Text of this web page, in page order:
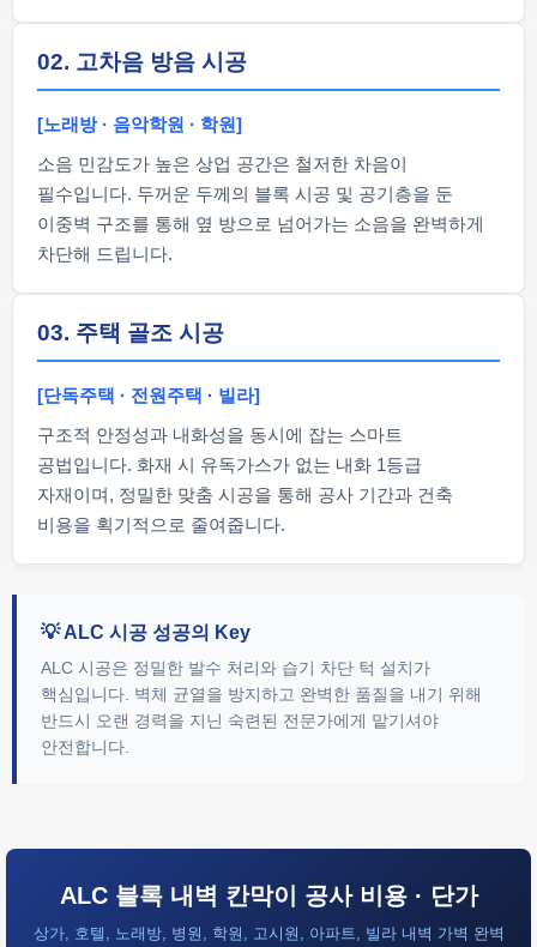
02. 고차음 방음 시공
[노래방 · 음악학원 · 학원]
소음 민감도가 높은 상업 공간은 철저한 차음이
필수입니다. 두꺼운 두께의 블록 시공 및 공기층을 둔
이중벽 구조를 통해 옆 방으로 넘어가는 소음을 완벽하게
차단해 드립니다.
03. 주택 골조 시공
[단독주택 · 전원주택 · 빌라]
구조적 안정성과 내화성을 동시에 잡는 스마트
공법입니다. 화재 시 유독가스가 없는 내화 1등급
자재이며, 정밀한 맞춤 시공을 통해 공사 기간과 건축
비용을 획기적으로 줄여줍니다.
💡 ALC 시공 성공의 Key
ALC 시공은 정밀한 발수 처리와 습기 차단 턱 설치가
핵심입니다. 벽체 균열을 방지하고 완벽한 품질을 내기 위해
반드시 오랜 경력을 지닌 숙련된 전문가에게 맡기셔야
안전합니다.
ALC 블록 내벽 칸막이 공사 비용 · 단가
상가, 호텔, 노래방, 병원, 학원, 고시원, 아파트, 빌라 내벽 가벽 완벽